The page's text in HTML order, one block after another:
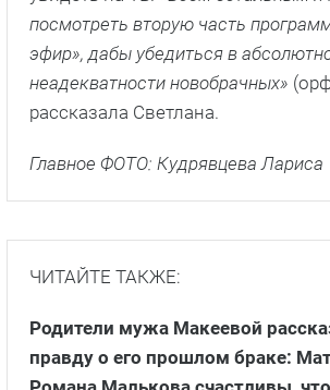
посмотреть вторую часть
эфир», дабы убедиться в
неадекватности новобрачных»
рассказала Светлана.
Главное ФОТО: Кудрявцева Лариса
ЧИТАЙТЕ ТАКЖЕ:
Родители мужа Макеевой
правду о его прошлом браке: